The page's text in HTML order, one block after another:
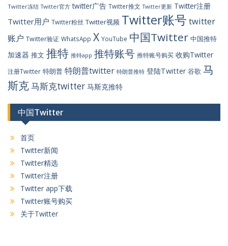
Twitter冻结 Twitter官方 twitter广告 Twitter推文 Twitter更新 Twitter注册
Twitter用户 Twitter粉丝 Twitter视频 Twitter账号 twitter
账户 Twitter验证 WhatsApp X YouTube 中国Twitter 中国推特
加速器 推文 推特 推特app 推特账号 推特账号购买 收购Twitter
注册Twitter 特朗普 特朗普twitter 特朗普推特 登陆Twitter 谷歌 马
斯克马斯克twitter 马斯克推特
中国Twitter
首页
Twitter新闻
Twitter精选
Twitter注册
Twitter app下载
Twitter账号购买
关于Twitter